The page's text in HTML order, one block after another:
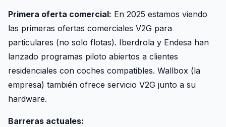
Primera oferta comercial: En 2025 estamos viendo
las primeras ofertas comerciales V2G para
particulares (no solo flotas). Iberdrola y Endesa han
lanzado programas piloto abiertos a clientes
residenciales con coches compatibles. Wallbox (la
empresa) también ofrece servicio V2G junto a su
hardware.
Barreras actuales: